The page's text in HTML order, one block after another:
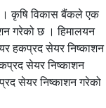
। कृषि विकास बैंकले एक
गरेको छ । हिमालयन
हकप्रद सेयर निष्काशन
सेयर निष्काशन
सेयर निष्काशन गरेको